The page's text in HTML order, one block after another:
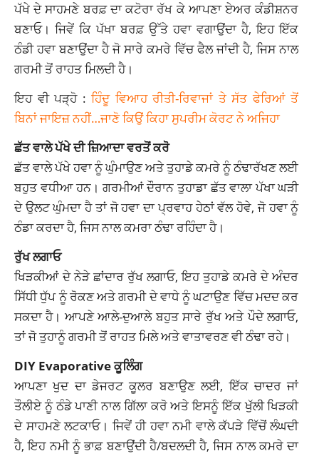
ਪੱਖੇ ਦੇ ਸਾਹਮਣੇ ਬਰਫ਼ ਦਾ ਕਟੋਰਾ ਰੱਖ ਕੇ ਆਪਣਾ ਏਅਰ ਕੰਡੀਸ਼ਨਰ
ਬਣਾਓ। ਜਿਵੇਂ ਕਿ ਪੱਖਾ ਬਰਫ਼ ਉੱਤੇ ਹਵਾ ਵਗਾਉਂਦਾ ਹੈ, ਇਹ ਇੱਕ
ਠੰਡੀ ਹਵਾ ਬਣਾਉਂਦਾ ਹੈ ਜੋ ਸਾਰੇ ਕਮਰੇ ਵਿੱਚ ਫੈਲ ਜਾਂਦੀ ਹੈ, ਜਿਸ ਨਾਲ
ਗਰਮੀ ਤੋਂ ਰਾਹਤ ਮਿਲਦੀ ਹੈ।
ਇਹ ਵੀ ਪੜ੍ਹੋ :ਹਿੰਦੂ ਵਿਆਹ ਰੀਤੀ-ਰਿਵਾਜਾਂ ਤੇ ਸੱਤ ਫੇਰਿਆਂ ਤੋਂ
ਬਿਨਾਂ ਜਾਇਜ਼ ਨਹੀਂ…ਜਾਣੋ ਕਿਉਂ ਕਿਹਾ ਸੁਪਰੀਮ ਕੋਰਟ ਨੇ ਅਜਿਹਾ
ਛੱਤ ਵਾਲੇ ਪੱਖੇ ਦੀ ਜ਼ਿਆਦਾ ਵਰਤੋਂ ਕਰੋ
ਛੱਤ ਵਾਲੇ ਪੱਖੇ ਹਵਾ ਨੂੰ ਘੁੰਮਾਉਣ ਅਤੇ ਤੁਹਾਡੇ ਕਮਰੇ ਨੂੰ ਠੰਢਾਰੱਖਣ ਲਈ
ਬਹੁਤ ਵਧੀਆ ਹਨ। ਗਰਮੀਆਂ ਦੌਰਾਨ ਤੁਹਾਡਾ ਛੱਤ ਵਾਲਾ ਪੱਖਾ ਘੜੀ
ਦੇ ਉਲਟ ਘੁੰਮਦਾ ਹੈ ਤਾਂ ਜੋ ਹਵਾ ਦਾ ਪ੍ਰਵਾਹ ਹੇਠਾਂ ਵੱਲ ਹੋਵੇ, ਜੋ ਹਵਾ ਨੂੰ
ਠੰਡਾ ਕਰਦਾ ਹੈ, ਜਿਸ ਨਾਲ ਕਮਰਾ ਠੰਢਾ ਰਹਿੰਦਾ ਹੈ।
ਰੁੱਖ ਲਗਾਓ
ਖਿੜਕੀਆਂ ਦੇ ਨੇੜੇ ਛਾਂਦਾਰ ਰੁੱਖ ਲਗਾਓ, ਇਹ ਤੁਹਾਡੇ ਕਮਰੇ ਦੇ ਅੰਦਰ
ਸਿੱਧੀ ਧੁੱਪ ਨੂੰ ਰੋਕਣ ਅਤੇ ਗਰਮੀ ਦੇ ਵਾਧੇ ਨੂੰ ਘਟਾਉਣ ਵਿੱਚ ਮਦਦ ਕਰ
ਸਕਦਾ ਹੈ। ਆਪਣੇ ਆਲੇ-ਦੁਆਲੇ ਬਹੁਤ ਸਾਰੇ ਰੁੱਖ ਅਤੇ ਪੌਦੇ ਲਗਾਓ,
ਤਾਂ ਜੋ ਤੁਹਾਨੂੰ ਗਰਮੀ ਤੋਂ ਰਾਹਤ ਮਿਲੇ ਅਤੇ ਵਾਤਾਵਰਣ ਵੀ ਠੰਢਾ ਰਹੇ।
DIY Evaporative ਕੂਲਿੰਗ
ਆਪਣਾ ਖੁਦ ਦਾ ਡੇਜਰਟ ਕੂਲਰ ਬਣਾਉਣ ਲਈ, ਇੱਕ ਚਾਦਰ ਜਾਂ
ਤੌਲੀਏ ਨੂੰ ਠੰਡੇ ਪਾਣੀ ਨਾਲ ਗਿੱਲਾ ਕਰੋ ਅਤੇ ਇਸਨੂੰ ਇੱਕ ਖੁੱਲੀ ਖਿੜਕੀ
ਦੇ ਸਾਹਮਣੇ ਲਟਕਾਓ। ਜਿਵੇਂ ਹੀ ਹਵਾ ਨਮੀ ਵਾਲੇ ਕੱਪੜੇ ਵਿੱਚੋਂ ਲੰਘਦੀ
ਹੈ, ਇਹ ਨਮੀ ਨੂੰ ਭਾਫ਼ ਬਣਾਉਂਦੀ ਹੈ/ਬਦਲਦੀ ਹੈ, ਜਿਸ ਨਾਲ ਕਮਰੇ ਦਾ